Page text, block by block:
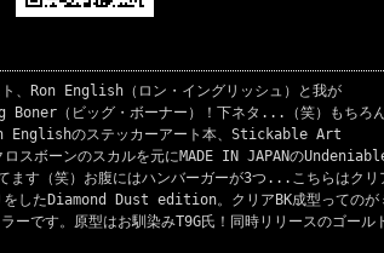
、Ron English（ロン・イングリッシュ）と我が
Boner（ビッグ・ボーナー）！下ネタ...（笑）もちろ
Englishのステッカーアート本、Stickable Art
スボーンのスカルを元にMADE IN JAPANの
す（笑）お腹にはハンバーガーが3つ...こちらはクリ
をしたDiamond Dust edition。クリアBK成型ってのが
ーです。原型はお馴染みT9G氏！同時リリースのゴール